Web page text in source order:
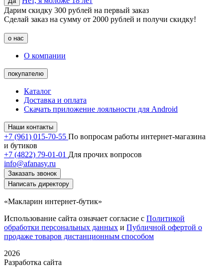
Дарим скидку 300 рублей на первый заказ
Сделай заказ на сумму от 2000 рублей и получи скидку!
о нас
О компании
покупателю
Каталог
Доставка и оплата
Скачать приложение лояльности для Android
Наши контакты
+7 (961) 015-70-55 По вопросам работы интернет-магазина
и бутиков
+7 (4822) 79-01-01 Для прочих вопросов
info@afanasy.ru
Заказать звонок
Написать директору
«Макларин интернет-бутик»
Использование сайта означает согласие с Политикой
обработки персональных данных и Публичной офертой о
продаже товаров дистанционным способом
2026
Разработка сайта